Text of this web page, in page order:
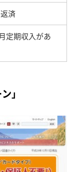
済
定期収入があ
」